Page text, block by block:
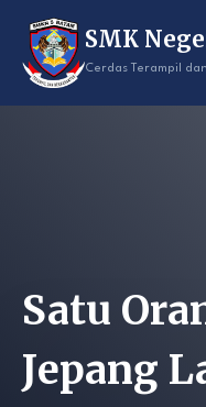
content
SMK
Cerdas Terampil
Satu
Jepang